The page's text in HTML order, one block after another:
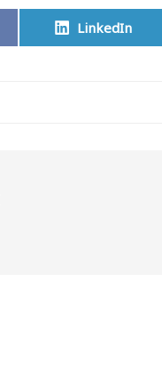
Compartir
LinkedIn